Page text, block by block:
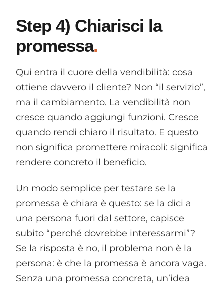
Step 4) Chiarisci la
promessa
Qui entra il cuore della vendibilità: cosa
ottiene davvero il cliente? Non “il servizio”,
ma il cambiamento. La vendibilità non
cresce quando aggiungi funzioni. Cresce
quando rendi chiaro il risultato. E questo
non significa promettere miracoli: significa
rendere concreto il beneficio.
Un modo semplice per testare se la
promessa è chiara è questo: se la dici a
una persona fuori dal settore, capisce
subito “perché dovrebbe interessarmi”?
Se la risposta è no, il problema non è la
persona: è che la promessa è ancora vaga.
Senza una promessa concreta, un’idea